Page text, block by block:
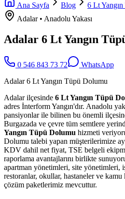
Ana Sayfa Blog 6 Lt
Adalar• Anadolu Yakası
Adalar 6 Lt Yangın
0 546 843 73 72
WhatsApp
Adalar 6 Lt Yangın Tüpü Dolumu
Adalar ilçesinde 6 Lt Yangın Tüpü
adres İnterform Yangın'dır. Anadolu
pansiyonlar ile bilinen bu önemli
Burgazada ve çevre tüm semtlere
Yangın Tüpü Dolumu hizmeti
Dolumu talebi yapan müşterilerimize
KDV dahil net fiyat, TSE belgeli
raporlama avantajlarını birlikte
apartman yönetimleri, site yönetimleri,
restoranlar, okullar, hastaneler ve
çözüm paketlerimiz mevcuttur.